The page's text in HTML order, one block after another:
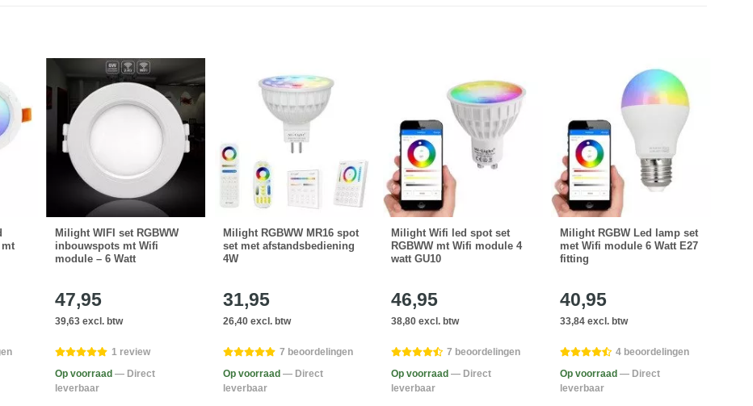
Milight WIFI set RGBWW
inbouwspots mt Wifi
module – 6 Watt
47,95
39,63 excl. btw
1 review
Op voorraad — Direct
leverbaar
Milight RGBWW MR16 spot
set met afstandsbediening
4W
31,95
26,40 excl. btw
7 beoordelingen
Op voorraad — Direct
leverbaar
Milight Wifi led spot set
RGBWW mt Wifi module 4
watt GU10
46,95
38,80 excl. btw
7 beoordelingen
Op voorraad — Direct
leverbaar
Milight RGBW Led lamp set
met Wifi module 6 Watt E27
fitting
40,95
33,84 excl. btw
4 beoordelingen
Op voorraad — Direct
leverbaar